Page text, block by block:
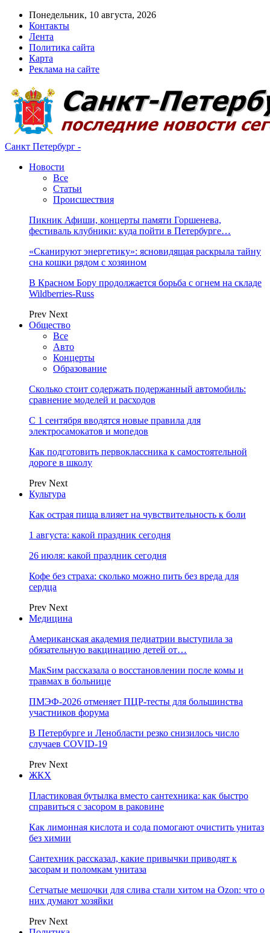
Понедельник, 10 августа, 2026
Контакты
Лента
Политика сайта
Карта
Реклама на сайте
Санкт Петербург -
Новости
Все
Статьи
Происшествия
Пикник Афиши, концерты памяти Горшенева,
фестиваль клубники: куда пойти в Петербурге…
«Сканируют энергетику»: ясновидящая раскрыла тайну
сна кошки рядом с хозяином
В Красном Бору продолжается борьба с огнем на складе
Wildberries-Russ
Prev Next
Общество
Все
Авто
Концерты
Образование
Сколько стоит содержать подержанный автомобиль:
сравнение моделей и расходов
С 1 сентября вводятся новые правила для
электросамокатов и мопедов
Как подготовить первоклассника к самостоятельной
дороге в школу
Prev Next
Культура
Как острая пища влияет на чувствительность к боли
1 августа: какой праздник сегодня
26 июля: какой праздник сегодня
Кофе без страха: сколько можно пить без вреда для
сердца
Prev Next
Медицина
Американская академия педиатрии выступила за
обязательную вакцинацию детей от…
МакSим рассказала о восстановлении после комы и
травмах в больнице
ПМЭФ-2026 отменяет ПЦР-тесты для большинства
участников форума
В Петербурге и Ленобласти резко снизилось число
случаев COVID-19
Prev Next
ЖКХ
Пластиковая бутылка вместо сантехника: как быстро
справиться с засором в раковине
Как лимонная кислота и сода помогают очистить унитаз
без химии
Сантехник рассказал, какие привычки приводят к
засорам и поломкам унитаза
Сетчатые мешочки для слива стали хитом на Ozon: что о
них думают хозяйки
Prev Next